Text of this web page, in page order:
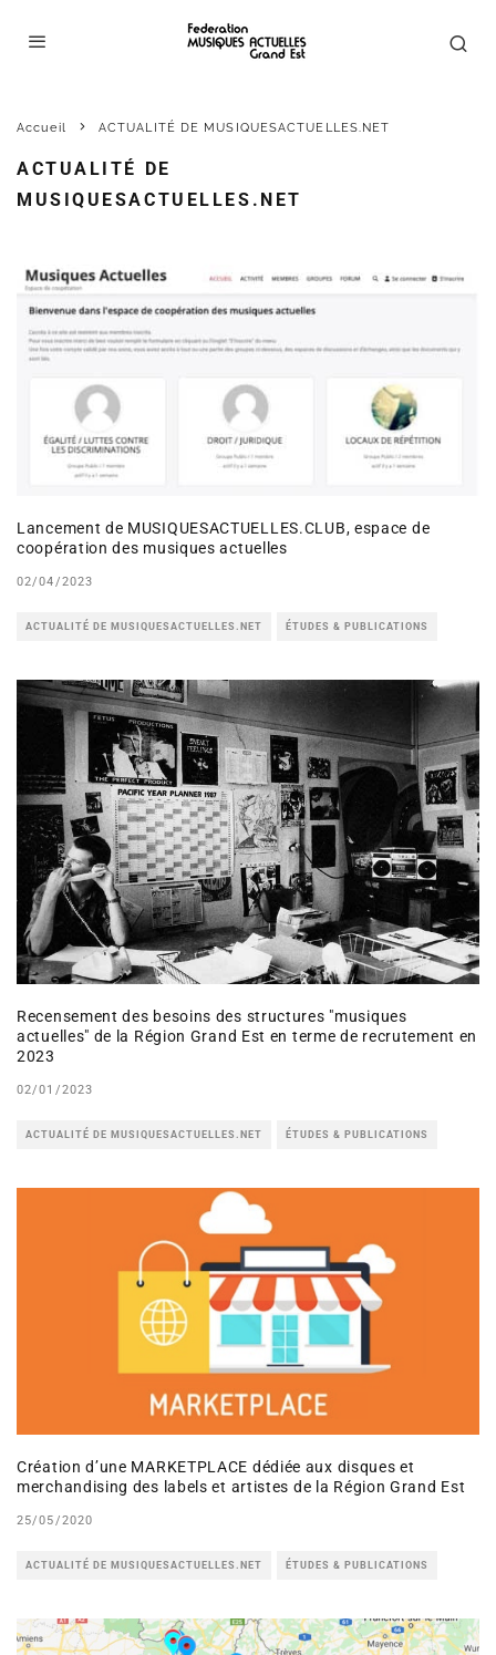
Accueil ACTUALITÉ DE MUSIQUESACTUELLES.NET
ACTUALITÉ DE
MUSIQUESACTUELLES.NET
Lancement de MUSIQUESACTUELLES.CLUB, espace de
coopération des musiques actuelles
02/04/2023
ACTUALITÉ DE MUSIQUESACTUELLES.NET ÉTUDES & PUBLICATIONS
Recensement des besoins des structures "musiques
actuelles" de la Région Grand Est en terme de recrutement en
2023
02/01/2023
ACTUALITÉ DE MUSIQUESACTUELLES.NET ÉTUDES & PUBLICATIONS
Création d’une MARKETPLACE dédiée aux disques et
merchandising des labels et artistes de la Région Grand Est
25/05/2020
ACTUALITÉ DE MUSIQUESACTUELLES.NET ÉTUDES & PUBLICATIONS